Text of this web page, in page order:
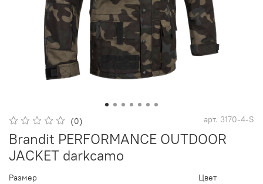
(0) арт. 3170-4-S
Brandit PERFORMANCE OUTDOOR
JACKET darkcamo
Размер
Цвет